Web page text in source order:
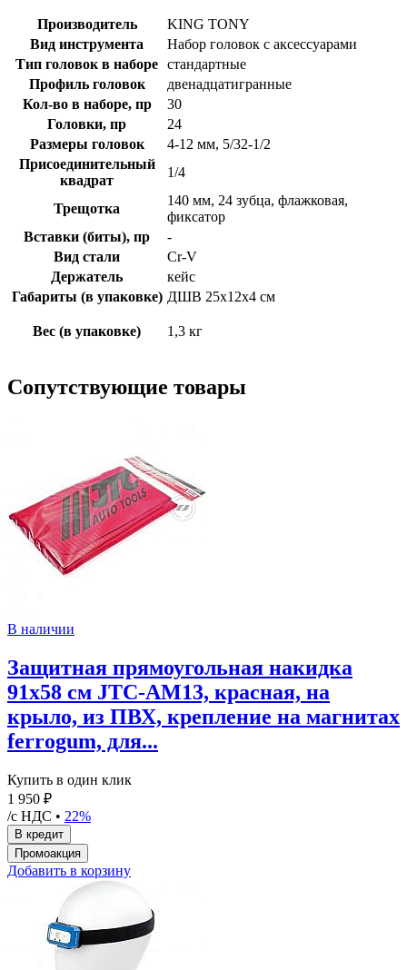
Производитель
KING TONY
Вид инструмента
Набор головок с аксессуарами
Тип головок в наборе стандартные
Профиль головок
двенадцатигранные
Кол-во в наборе, пр
30
Головки, пр
24
Размеры головок
4-12 мм, 5/32-1/2
Присоединительный
квадрат
1/4
Трещотка
140 мм, 24 зубца, флажковая,
фиксатор
Вставки (биты), пр
-
Вид стали
Cr-V
Держатель
кейс
Габариты (в упаковке) ДШВ 25х12х4 см
Вес (в упаковке) 1,3 кг
Сопутствующие товары
В наличии
Защитная прямоугольная накидка
91х58 см JTC-AM13, красная, на
крыло, из ПВХ, крепление на магнитах
ferrogum, для...
Купить в один клик
1 950 ₽
/с НДС • 22%
Добавить в корзину